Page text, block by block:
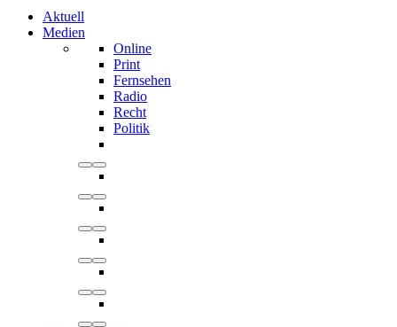
Aktuell
Medien
Online
Print
Fernsehen
Radio
Recht
Politik